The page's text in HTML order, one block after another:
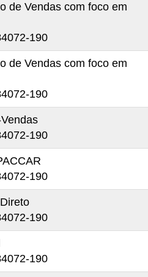
de Vendas com foco em
190
de Vendas com foco em
190
190
190
190
190